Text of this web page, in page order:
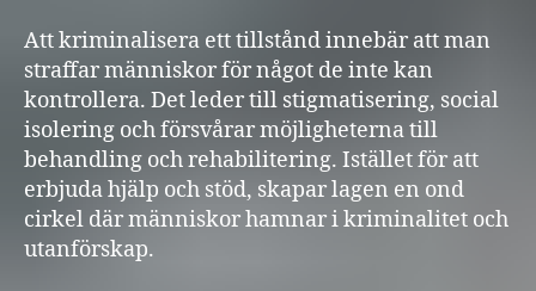
Att kriminalisera ett tillstånd innebär att man
straffar människor för något de inte kan
kontrollera. Det leder till stigmatisering, social
isolering och försvårar möjligheterna till
behandling och rehabilitering. Istället för att
erbjuda hjälp och stöd, skapar lagen en ond
cirkel där människor hamnar i kriminalitet och
utanförskap.